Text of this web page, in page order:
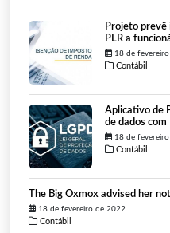
Projeto prevê
PLR a
18 de
Contábil
Aplicativo de
de dados com
18 de
Contábil
The Big Oxmox advised her
18 de fevereiro de 2022
Contábil